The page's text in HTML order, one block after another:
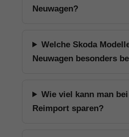
Neuwagen?
Welche Skoda
Neuwagen besonders
Wie viel kann man
Reimport sparen?